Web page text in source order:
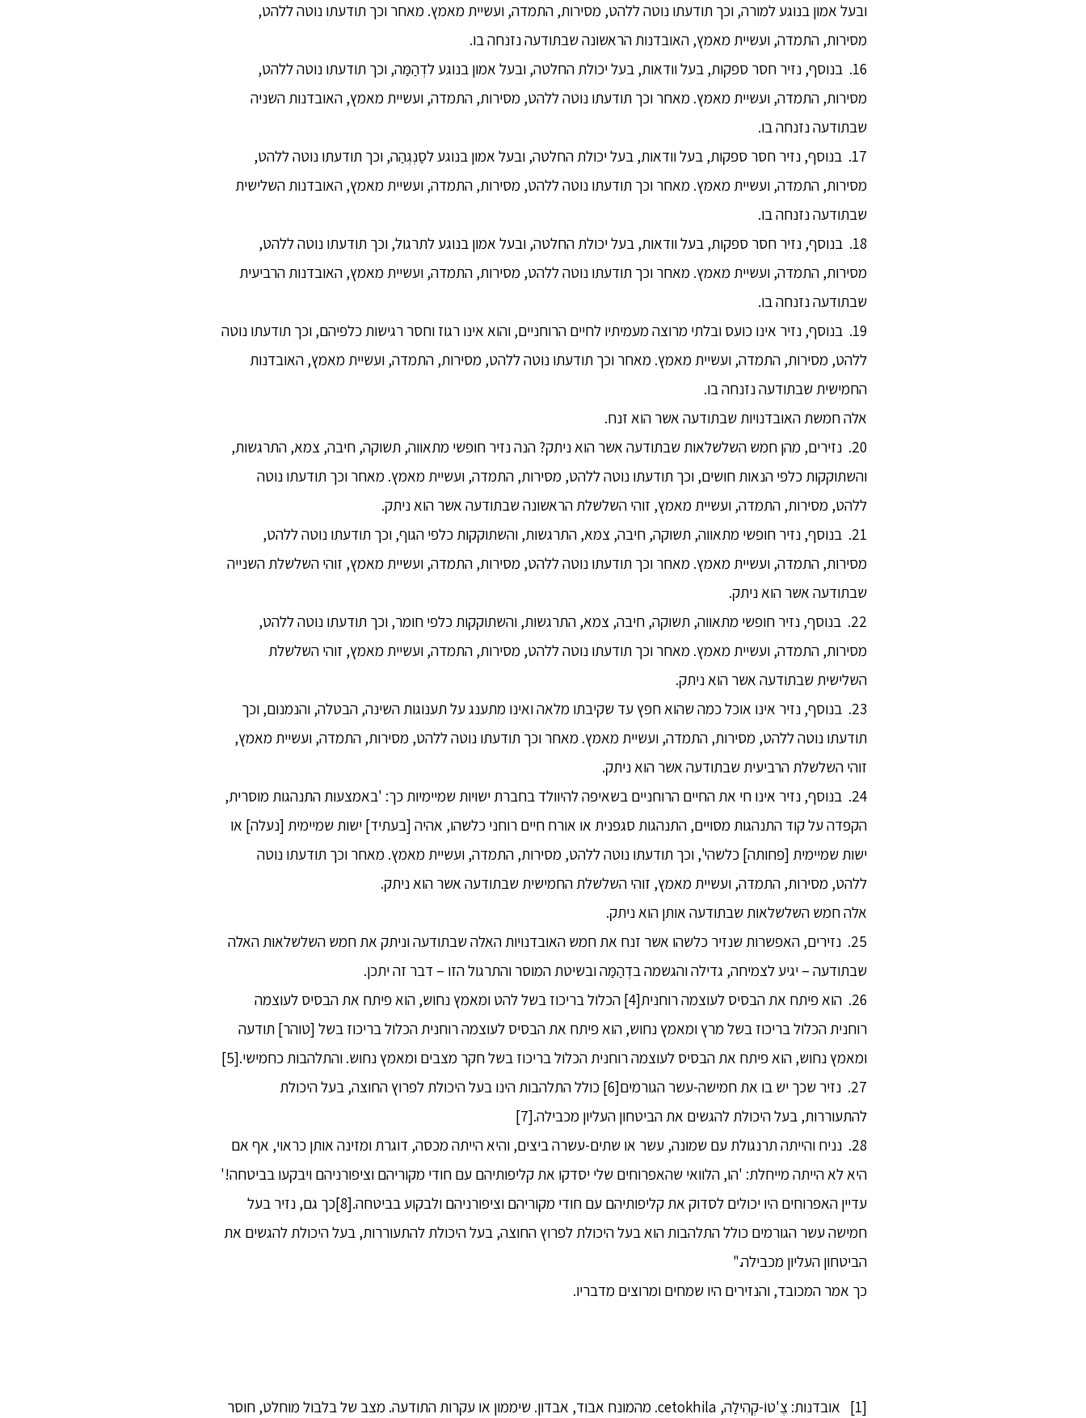
ובעל אמון בנוגע למורה, וכך תודעתו נוטה ללהט, מסירות, התמדה, ועשיית מאמץ. מאחר וכך תודעתו נוטה ללהט,
מסירות, התמדה, ועשיית מאמץ, האובדנות הראשונה שבתודעה נזנחה בו.
16. בנוסף, נזיר חסר ספקות, בעל וודאות, בעל יכולת החלטה, ובעל אמון בנוגע לדְהַמַּה, וכך תודעתו נוטה ללהט,
מסירות, התמדה, ועשיית מאמץ. מאחר וכך תודעתו נוטה ללהט, מסירות, התמדה, ועשיית מאמץ, האובדנות השניה
שבתודעה נזנחה בו.
17. בנוסף, נזיר חסר ספקות, בעל וודאות, בעל יכולת החלטה, ובעל אמון בנוגע לסַנְגְהַה, וכך תודעתו נוטה ללהט,
מסירות, התמדה, ועשיית מאמץ. מאחר וכך תודעתו נוטה ללהט, מסירות, התמדה, ועשיית מאמץ, האובדנות השלישית
שבתודעה נזנחה בו.
18. בנוסף, נזיר חסר ספקות, בעל וודאות, בעל יכולת החלטה, ובעל אמון בנוגע לתרגול, וכך תודעתו נוטה ללהט,
מסירות, התמדה, ועשיית מאמץ. מאחר וכך תודעתו נוטה ללהט, מסירות, התמדה, ועשיית מאמץ, האובדנות הרביעית
שבתודעה נזנחה בו.
19. בנוסף, נזיר אינו כועס ובלתי מרוצה מעמיתיו לחיים הרוחניים, והוא אינו רגוז וחסר רגישות כלפיהם, וכך תודעתו נוטה
ללהט, מסירות, התמדה, ועשיית מאמץ. מאחר וכך תודעתו נוטה ללהט, מסירות, התמדה, ועשיית מאמץ, האובדנות
החמישית שבתודעה נזנחה בו.
אלה חמשת האובדנויות שבתודעה אשר הוא זנח.
20. נזירים, מהן חמש השלשלאות שבתודעה אשר הוא ניתק? הנה נזיר חופשי מתאווה, תשוקה, חיבה, צמא, התרגשות,
והשתוקקות כלפי הנאות חושים, וכך תודעתו נוטה ללהט, מסירות, התמדה, ועשיית מאמץ. מאחר וכך תודעתו נוטה
ללהט, מסירות, התמדה, ועשיית מאמץ, זוהי השלשלת הראשונה שבתודעה אשר הוא ניתק.
21. בנוסף, נזיר חופשי מתאווה, תשוקה, חיבה, צמא, התרגשות, והשתוקקות כלפי הגוף, וכך תודעתו נוטה ללהט,
מסירות, התמדה, ועשיית מאמץ. מאחר וכך תודעתו נוטה ללהט, מסירות, התמדה, ועשיית מאמץ, זוהי השלשלת השנייה
שבתודעה אשר הוא ניתק.
22. בנוסף, נזיר חופשי מתאווה, תשוקה, חיבה, צמא, התרגשות, והשתוקקות כלפי חומר, וכך תודעתו נוטה ללהט,
מסירות, התמדה, ועשיית מאמץ. מאחר וכך תודעתו נוטה ללהט, מסירות, התמדה, ועשיית מאמץ, זוהי השלשלת
השלישית שבתודעה אשר הוא ניתק.
23. בנוסף, נזיר אינו אוכל כמה שהוא חפץ עד שקיבתו מלאה ואינו מתענג על תענוגות השינה, הבטלה, והנמנום, וכך
תודעתו נוטה ללהט, מסירות, התמדה, ועשיית מאמץ. מאחר וכך תודעתו נוטה ללהט, מסירות, התמדה, ועשיית מאמץ,
זוהי השלשלת הרביעית שבתודעה אשר הוא ניתק.
24. בנוסף, נזיר אינו חי את החיים הרוחניים בשאיפה להיוולד בחברת ישויות שמיימיות כך: 'באמצעות התנהגות מוסרית,
הקפדה על קוד התנהגות מסויים, התנהגות סגפנית או אורח חיים רוחני כלשהו, אהיה [בעתיד] ישות שמיימית [נעלה] או
ישות שמיימית [פחותה] כלשהי', וכך תודעתו נוטה ללהט, מסירות, התמדה, ועשיית מאמץ. מאחר וכך תודעתו נוטה
ללהט, מסירות, התמדה, ועשיית מאמץ, זוהי השלשלת החמישית שבתודעה אשר הוא ניתק.
אלה חמש השלשלאות שבתודעה אותן הוא ניתק.
25. נזירים, האפשרות שנזיר כלשהו אשר זנח את חמש האובדנויות האלה שבתודעה וניתק את חמש השלשלאות האלה
שבתודעה – יגיע לצמיחה, גדילה והגשמה בדְהַמַּה ובשיטת המוסר והתרגול הזו – דבר זה יתכן.
26. הוא פיתח את הבסיס לעוצמה רוחנית[4] הכלול בריכוז בשל להט ומאמץ נחוש, הוא פיתח את הבסיס לעוצמה
רוחנית הכלול בריכוז בשל מרץ ומאמץ נחוש, הוא פיתח את הבסיס לעוצמה רוחנית הכלול בריכוז בשל [טוהר] תודעה
ומאמץ נחוש, הוא פיתח את הבסיס לעוצמה רוחנית הכלול בריכוז בשל חקר מצבים ומאמץ נחוש. והתלהבות כחמישי.[5]
27. נזיר שכך יש בו את חמישה-עשר הגורמים[6] כולל התלהבות הינו בעל היכולת לפרוץ החוצה, בעל היכולת
להתעוררות, בעל היכולת להגשים את הביטחון העליון מכבילה.[7]
28. נניח והייתה תרנגולת עם שמונה, עשר או שתים-עשרה ביצים, והיא הייתה מכסה, דוגרת ומזינה אותן כראוי, אף אם
היא לא הייתה מייחלת: 'הו, הלוואי שהאפרוחים שלי יסדקו את קליפותיהם עם חודי מקוריהם וציפורניהם ויבקעו בביטחה!'
עדיין האפרוחים היו יכולים לסדוק את קליפותיהם עם חודי מקוריהם וציפורניהם ולבקוע בביטחה.[8]כך גם, נזיר בעל
חמישה עשר הגורמים כולל התלהבות הוא בעל היכולת לפרוץ החוצה, בעל היכולת להתעוררות, בעל היכולת להגשים את
הביטחון העליון מכבילה."
כך אמר המכובד, והנזירים היו שמחים ומרוצים מדבריו.
[1] אובדנות: צֶ'טוֹ-קְהִילַה, cetokhila. מהמונח אבוד, אבדון. שיממון או עקרות התודעה. מצב של בלבול מוחלט, חוסר